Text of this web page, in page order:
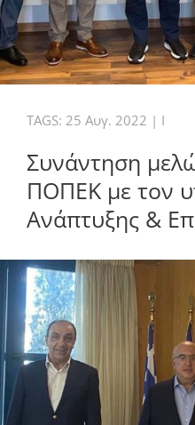
TAGS: 25 Αυγ. 2022 | I
Συνάντηση
ΠΟΠΕΚ με τον
Ανάπτυξης &